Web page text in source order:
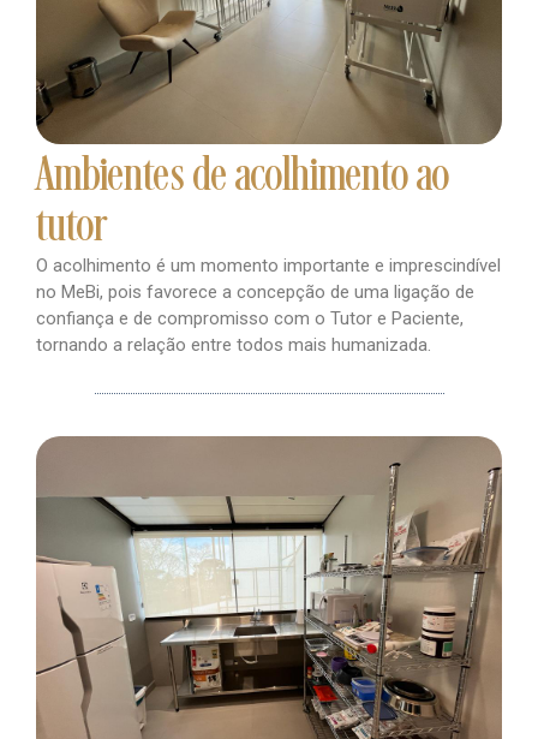
Ambientes de acolhimento ao
tutor
O acolhimento é um momento importante e imprescindível
no MeBi, pois favorece a concepção de uma ligação de
confiança e de compromisso com o Tutor e Paciente,
tornando a relação entre todos mais humanizada.